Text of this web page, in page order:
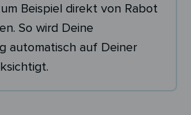
Beispiel direkt von Rabot
So wird Deine
automatisch auf Deiner